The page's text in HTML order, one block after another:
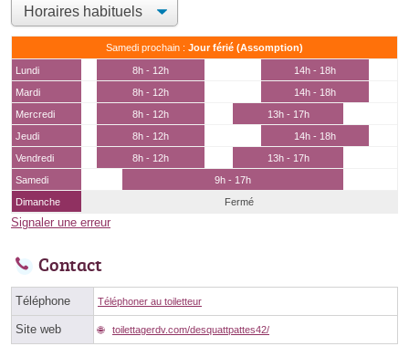
Samedi prochain : Jour férié (Assomption)
Lundi 8h - 12h
14h - 18h
Mardi
8h - 12h
14h - 18h
Mercredi
8h - 12h
13h - 17h
Jeudi
8h - 12h
14h - 18h
Vendredi
8h - 12h
13h - 17h
Samedi
9h - 17h
Dimanche
Fermé
Signaler une erreur
Contact
Téléphone Téléphoner au toiletteur
Site web toilettagerdv.com/desquattpattes42/